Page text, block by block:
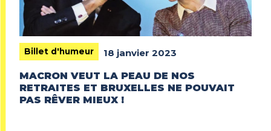
Billet d'humeur
18 janvier 2023
MACRON VEUT LA PEAU DE NOS
RETRAITES ET BRUXELLES NE POUVAIT
PAS RÊVER MIEUX !